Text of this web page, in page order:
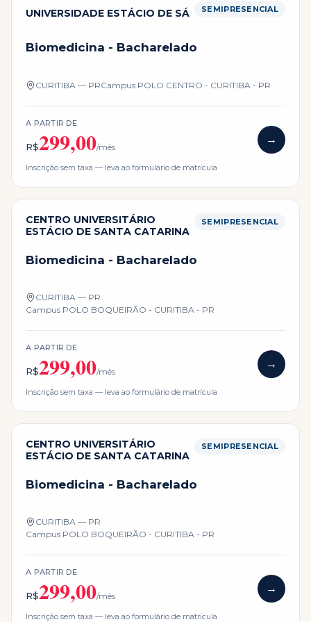
UNIVERSIDADE ESTÁCIO DE SÁ SEMIPRESENCIAL
Biomedicina - Bacharelado
CURITIBA — PRCampus POLO CENTRO - CURITIBA - PR
A PARTIR DE
R$299,00/mês
→
Inscrição sem taxa — leva ao formulário de matrícula
CENTRO UNIVERSITÁRIO
ESTÁCIO DE SANTA CATARINA
SEMIPRESENCIAL
Biomedicina - Bacharelado
CURITIBA — PR
Campus POLO BOQUEIRÃO - CURITIBA - PR
A PARTIR DE
R$299,00/mês
→
Inscrição sem taxa — leva ao formulário de matrícula
CENTRO UNIVERSITÁRIO
ESTÁCIO DE SANTA CATARINA
SEMIPRESENCIAL
Biomedicina - Bacharelado
CURITIBA — PR
Campus POLO BOQUEIRÃO - CURITIBA - PR
A PARTIR DE
R$299,00/mês
→
Inscrição sem taxa — leva ao formulário de matrícula